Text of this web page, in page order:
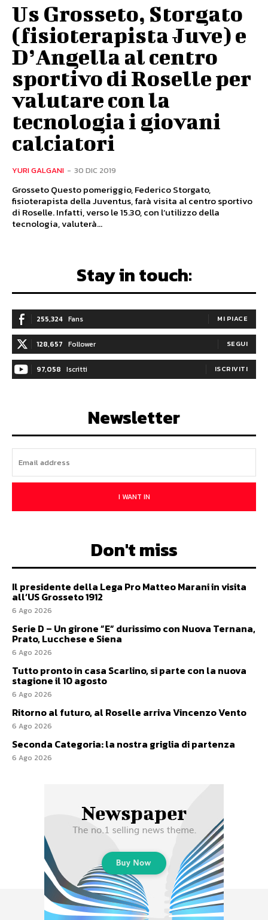
Us Grosseto, Storgato
(fisioterapista Juve) e
D’Angella al centro
sportivo di Roselle per
valutare con la
tecnologia i giovani
calciatori
YURI GALGANI - 30 DIC 2019
Grosseto Questo pomeriggio, Federico Storgato,
fisioterapista della Juventus, farà visita al centro sportivo
di Roselle. Infatti, verso le 15.30, con l’utilizzo della
tecnologia, valuterà...
Stay in touch:
255,324 Fans MI PIACE
128,657 Follower SEGUI
97,058 Iscritti ISCRIVITI
Newsletter
I WANT IN
Don't miss
Il presidente della Lega Pro Matteo Marani in visita
all’US Grosseto 1912
6 Ago 2026
Serie D – Un girone ”E” durissimo con Nuova Ternana,
Prato, Lucchese e Siena
6 Ago 2026
Tutto pronto in casa Scarlino, si parte con la nuova
stagione il 10 agosto
6 Ago 2026
Ritorno al futuro, al Roselle arriva Vincenzo Vento
6 Ago 2026
Seconda Categoria: la nostra griglia di partenza
6 Ago 2026